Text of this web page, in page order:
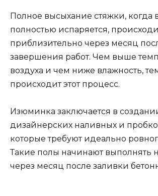
Полное высыхание стяжки, когда
полностью испаряется,
приблизительно через месяц
завершения работ. Чем выше
воздуха и чем ниже влажность,
происходит этот процесс.
Изюминка заключается в
дизайнерских наливных и
которые требуют идеально
Такие полы начинают выполнять
через месяц после заливки